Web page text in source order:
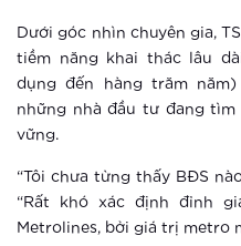
Dưới góc nhìn chuyên gia,
tiềm năng khai thác lâu
dụng đến hàng trăm
những nhà đầu tư đang
vững.
“Tôi chưa từng thấy BĐS
“Rất khó xác định đỉnh
Metrolines, bởi giá trị metro
Hào hứng
tại
Xem thêm
Ứng dụng
phạm tội